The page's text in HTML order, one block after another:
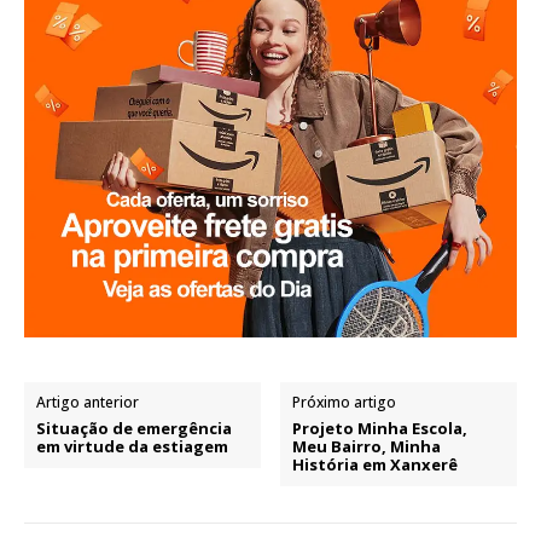
Artigo anterior
Situação de emergência
em virtude da estiagem
Próximo artigo
Projeto Minha Escola,
Meu Bairro, Minha
História em Xanxerê